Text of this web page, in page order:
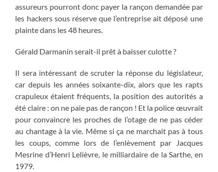
assureurs pourront donc payer la rançon demandée par
les hackers sous réserve que l’entreprise ait déposé une
plainte dans les 48 heures.
Gérald Darmanin serait-il prêt à baisser culotte ?
Il sera intéressant de scruter la réponse du législateur,
car depuis les années soixante-dix, alors que les rapts
crapuleux étaient fréquents, la position des autorités a
été claire : on ne paie pas de rançon ! Et la police œuvrait
pour convaincre les proches de l’otage de ne pas céder
au chantage à la vie. Même si ça ne marchait pas à tous
les coups, comme lors de l’enlèvement par Jacques
Mesrine d’Henri Lelièvre, le milliardaire de la Sarthe, en
1979.